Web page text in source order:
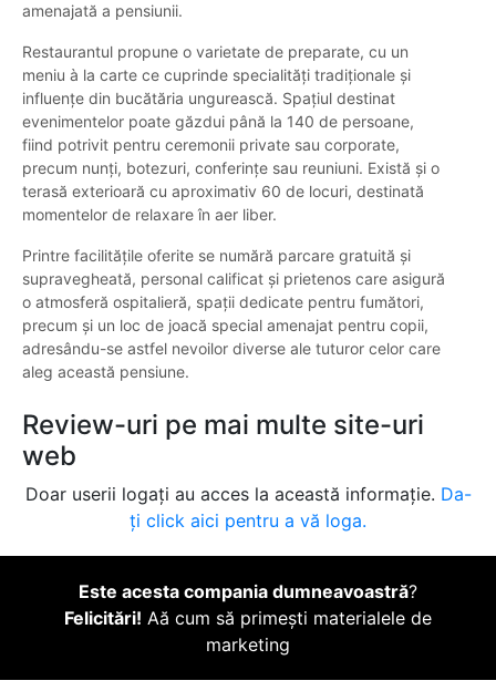
amenajată a pensiunii.
Restaurantul propune o varietate de preparate, cu un
meniu à la carte ce cuprinde specialități tradiționale și
influențe din bucătăria ungurească. Spațiul destinat
evenimentelor poate găzdui până la 140 de persoane,
fiind potrivit pentru ceremonii private sau corporate,
precum nunți, botezuri, conferințe sau reuniuni. Există și o
terasă exterioară cu aproximativ 60 de locuri, destinată
momentelor de relaxare în aer liber.
Printre facilitățile oferite se numără parcare gratuită și
supravegheată, personal calificat și prietenos care asigură
o atmosferă ospitalieră, spații dedicate pentru fumători,
precum și un loc de joacă special amenajat pentru copii,
adresându-se astfel nevoilor diverse ale tuturor celor care
aleg această pensiune.
Review-uri pe mai multe site-uri
web
Doar userii logați au acces la această informație. Da-
ți click aici pentru a vă loga.
Este acesta compania dumneavoastră?
Felicitări! Aă cum să primești materialele de
marketing